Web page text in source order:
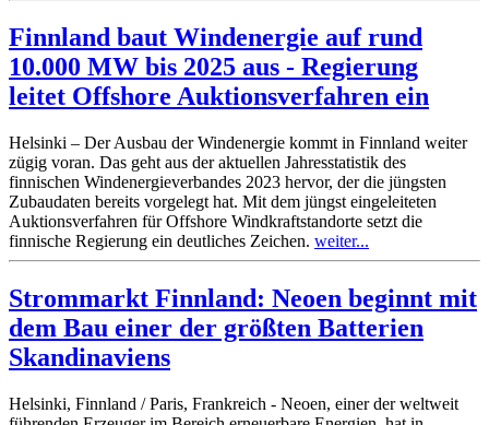
Finnland baut Windenergie auf rund
10.000 MW bis 2025 aus - Regierung
leitet Offshore Auktionsverfahren ein
Helsinki – Der Ausbau der Windenergie kommt in Finnland weiter
zügig voran. Das geht aus der aktuellen Jahresstatistik des
finnischen Windenergieverbandes 2023 hervor, der die jüngsten
Zubaudaten bereits vorgelegt hat. Mit dem jüngst eingeleiteten
Auktionsverfahren für Offshore Windkraftstandorte setzt die
finnische Regierung ein deutliches Zeichen. weiter...
Strommarkt Finnland: Neoen beginnt mit
dem Bau einer der größten Batterien
Skandinaviens
Helsinki, Finnland / Paris, Frankreich - Neoen, einer der weltweit